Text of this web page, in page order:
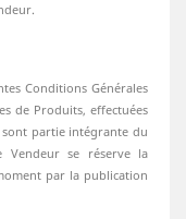
Conditions Générales
de Produits, effectuées
partie intégrante du
Vendeur se réserve la
par la publication